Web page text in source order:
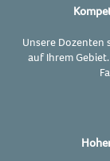
Unsere Dozenten
auf Ihrem